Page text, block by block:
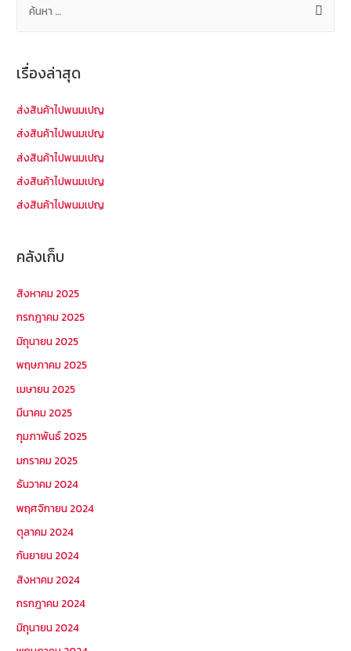
ห
รั
เรื่องล่าสุด
ส่งสินค้าไปพนมเปญ
ส่งสินค้าไปพนมเปญ
ส่งสินค้าไปพนมเปญ
ส่งสินค้าไปพนมเปญ
ส่งสินค้าไปพนมเปญ
คลังเก็บ
สิงหาคม 2025
กรกฎาคม 2025
มิถุนายน 2025
พฤษภาคม 2025
เมษายน 2025
มีนาคม 2025
กุมภาพันธ์ 2025
มกราคม 2025
ธันวาคม 2024
พฤศจิกายน 2024
ตุลาคม 2024
กันยายน 2024
สิงหาคม 2024
กรกฎาคม 2024
มิถุนายน 2024